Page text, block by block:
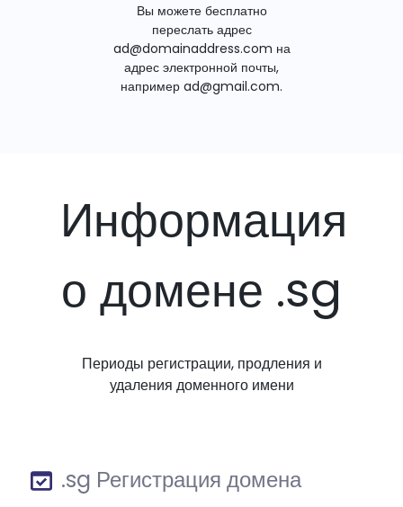
Вы можете бесплатно
переслать адрес
ad@domainaddress.com на
адрес электронной почты,
например ad@gmail.com.
Информация
о домене .sg
Периоды регистрации, продления и
удаления доменного имени
.sg Регистрация домена